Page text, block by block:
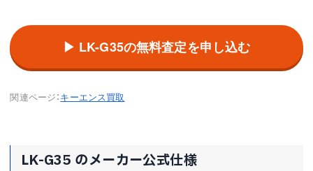
▶ LK-G35の無料査定を申し込む
関連ページ：キーエンス買取
LK-G35 のメーカー公式仕様